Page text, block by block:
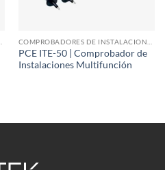
PCE ITE-50 | Comprobador de
Instalaciones Multifunción